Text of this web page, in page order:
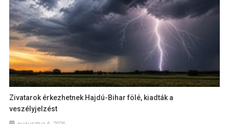
Zivatarok érkezhetnek Hajdú-Bihar fölé, kiadták a
veszélyjelzést